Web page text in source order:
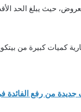
كبيرة من
من رفع الفائدة في